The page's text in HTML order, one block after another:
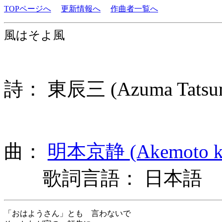
TOPページへ 更新情報へ 作曲者一覧へ
風はそよ風
詩： 東辰三 (Azuma
曲： 明本京静 (Akemoto
歌詞言語： 日本語
「おはようさん」とも 言わないで